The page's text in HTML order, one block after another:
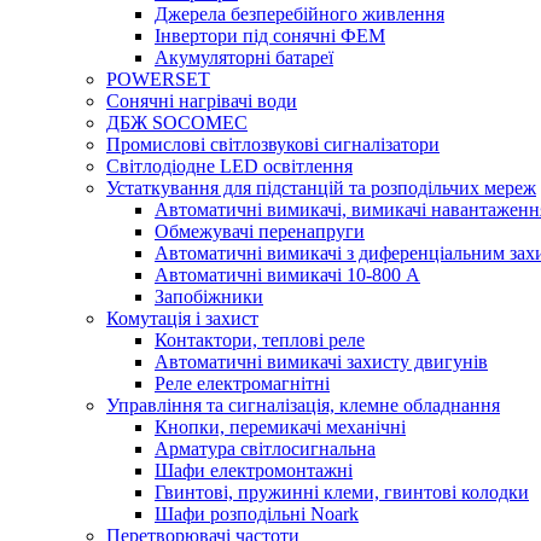
Джерела безперебійного живлення
Інвертори під сонячні ФЕМ
Акумуляторні батареї
POWERSET
Сонячні нагрівачі води
ДБЖ SOCOMEC
Промислові світлозвукові сигналізатори
Світлодіодне LED освітлення
Устаткування для підстанцій та розподільчих мереж
Автоматичні вимикачі, вимикачі
Обмежувачі перенапруги
Автоматичні вимикачі з диференціальним
Автоматичні вимикачі 10-800 А
Запобіжники
Комутація і захист
Контактори, теплові реле
Автоматичні вимикачі захисту двигунів
Реле електромагнітні
Управління та сигналізація, клемне обладнання
Кнопки, перемикачі механічні
Арматура світлосигнальна
Шафи електромонтажні
Гвинтові, пружинні клеми, гвинтові колодки
Шафи розподільні Noark
Перетворювачі частоти